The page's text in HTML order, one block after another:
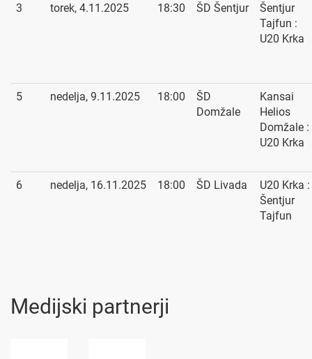
3 torek, 4.11.2025 18:30 ŠD Šentjur
Šentjur
Tajfun :
U20 Krka
5 nedelja, 9.11.2025 18:00
ŠD
Domžale
Kansai
Helios
Domžale :
U20 Krka
6 nedelja, 16.11.2025 18:00 ŠD Livada
U20 Krka :
Šentjur
Tajfun
Medijski partnerji